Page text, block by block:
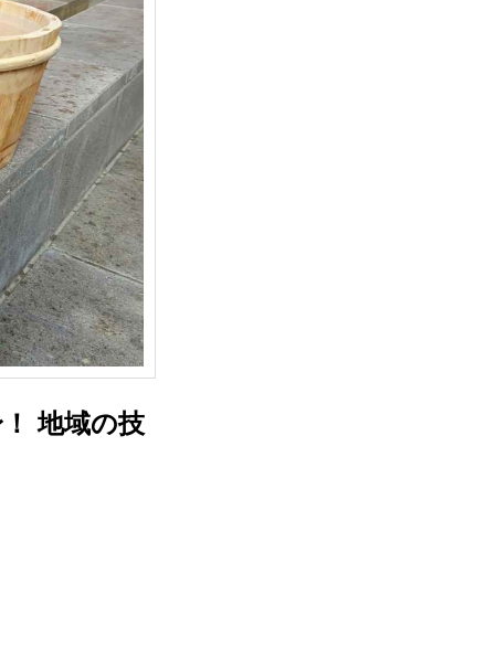
地域の技